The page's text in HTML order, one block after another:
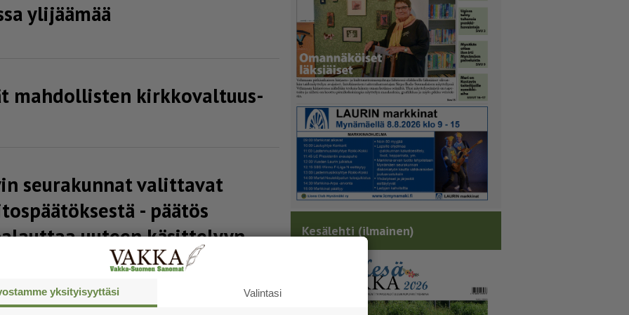
ylijäämää
mahdollisten kirkko­val­tuus­
seurakunnat valittavat
- päätös
uuteen käsittelyyn
Kesälehti (ilmainen)
yksityisyyttäsi Valintasi